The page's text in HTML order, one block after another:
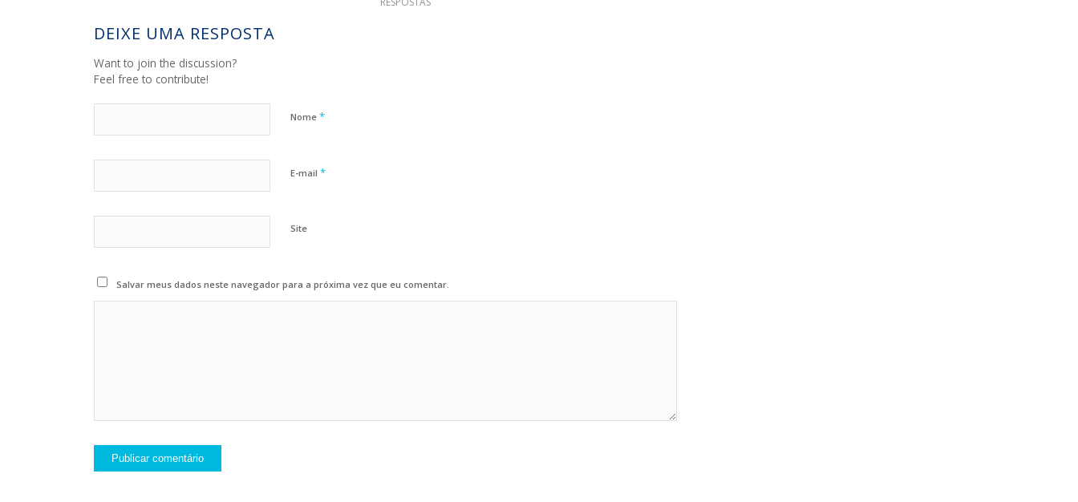
DEIXE UMA RESPOSTA
Want to join the discussion?
Feel free to contribute!
Nome*
E-mail*
Site
Salvar meus dados neste navegador para a próxima vez que eu comentar.